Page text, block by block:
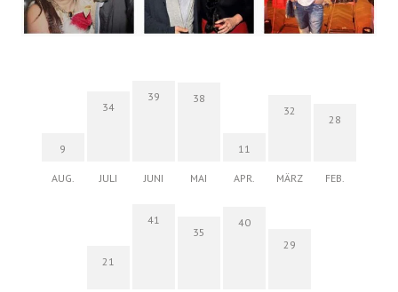
9
AUG.
34
JULI
39
JUNI
38
MAI
11
APR.
32
MÄRZ
28
FEB.
21
41
35
40
29